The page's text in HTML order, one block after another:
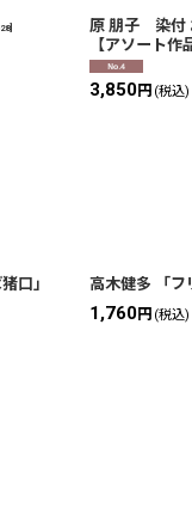
]
原 朋子 染付
【アソート作
3,850円 (税込)
口」 高木健多 「フ
1,760円 (税込)